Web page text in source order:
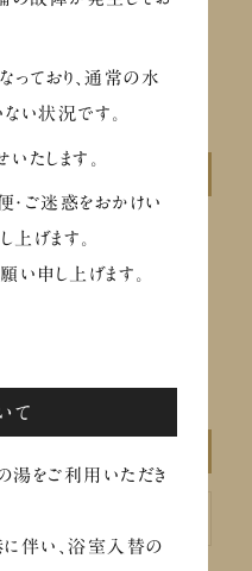
ており、通常の水
い状況です。
たします。
ご迷惑をおかけい
上げます。
い申し上げます。
て
湯をご利用いただき
に伴い、浴室入替の